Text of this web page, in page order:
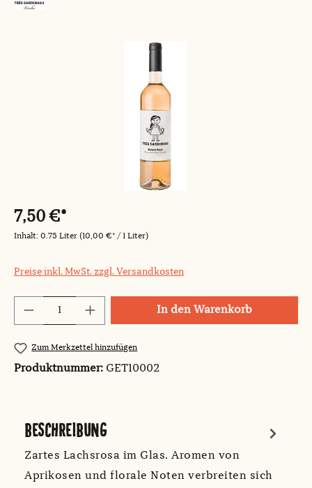
Bildergalerie überspringen
7,50 €*
Inhalt: 0.75 Liter (10,00 €* / 1 Liter)
Preise inkl. MwSt. zzgl. Versandkosten
Produkt Anzahl: Gib den gewünschten
In den Warenkorb
Zum Merkzettel hinzufügen
Produktnummer: GET10002
BESCHREIBUNG
Zartes Lachsrosa im Glas. Aromen von
Aprikosen und florale Noten verbreiten sich